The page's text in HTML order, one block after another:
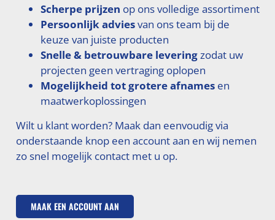
Scherpe prijzen op ons volledige assortiment
Persoonlijk adviesvan ons team bij de
keuze van juiste producten
Snelle & betrouwbare leveringzodat uw
projecten geen vertraging oplopen
Mogelijkheid tot grotere afnamesen
maatwerkoplossingen
Wilt u klant worden? Maak dan eenvoudig via
onderstaande knop een account aan en wij nemen
zo snel mogelijk contact met u op.
MAAK EEN ACCOUNT AAN